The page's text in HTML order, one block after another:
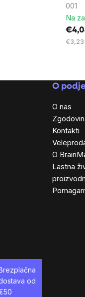
001
Na
Cena
€3,23
O
O nas
Kontakti
O
Lastna
od
50